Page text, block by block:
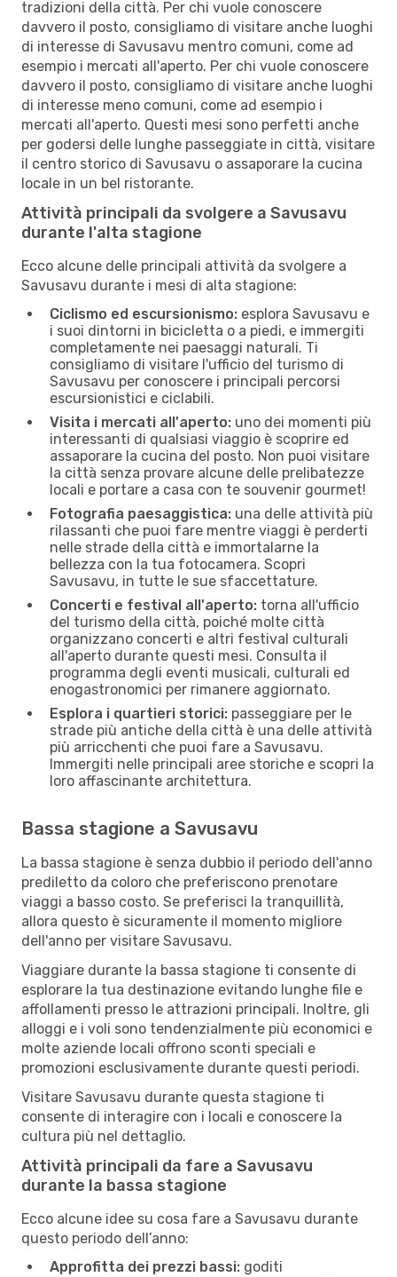
tradizioni della città. Per chi vuole conoscere
davvero il posto, consigliamo di visitare anche luoghi
di interesse di Savusavu mentro comuni, come ad
esempio i mercati all'aperto. Per chi vuole conoscere
davvero il posto, consigliamo di visitare anche luoghi
di interesse meno comuni, come ad esempio i
mercati all'aperto. Questi mesi sono perfetti anche
per godersi delle lunghe passeggiate in città, visitare
il centro storico di Savusavu o assaporare la cucina
locale in un bel ristorante.
Attività principali da svolgere a Savusavu
durante l'alta stagione
Ecco alcune delle principali attività da svolgere a
Savusavu durante i mesi di alta stagione:
Ciclismo ed escursionismo: esplora Savusavu e
i suoi dintorni in bicicletta o a piedi, e immergiti
completamente nei paesaggi naturali. Ti
consigliamo di visitare l'ufficio del turismo di
Savusavu per conoscere i principali percorsi
escursionistici e ciclabili.
Visita i mercati all'aperto: uno dei momenti più
interessanti di qualsiasi viaggio è scoprire ed
assaporare la cucina del posto. Non puoi visitare
la città senza provare alcune delle prelibatezze
locali e portare a casa con te souvenir gourmet!
Fotografia paesaggistica: una delle attività più
rilassanti che puoi fare mentre viaggi è perderti
nelle strade della città e immortalarne la
bellezza con la tua fotocamera. Scopri
Savusavu, in tutte le sue sfaccettature.
Concerti e festival all'aperto: torna all'ufficio
del turismo della città, poiché molte città
organizzano concerti e altri festival culturali
all'aperto durante questi mesi. Consulta il
programma degli eventi musicali, culturali ed
enogastronomici per rimanere aggiornato.
Esplora i quartieri storici: passeggiare per le
strade più antiche della città è una delle attività
più arricchenti che puoi fare a Savusavu.
Immergiti nelle principali aree storiche e scopri la
loro affascinante architettura.
Bassa stagione a Savusavu
La bassa stagione è senza dubbio il periodo dell'anno
prediletto da coloro che preferiscono prenotare
viaggi a basso costo. Se preferisci la tranquillità,
allora questo è sicuramente il momento migliore
dell'anno per visitare Savusavu.
Viaggiare durante la bassa stagione ti consente di
esplorare la tua destinazione evitando lunghe file e
affollamenti presso le attrazioni principali. Inoltre, gli
alloggi e i voli sono tendenzialmente più economici e
molte aziende locali offrono sconti speciali e
promozioni esclusivamente durante questi periodi.
Visitare Savusavu durante questa stagione ti
consente di interagire con i locali e conoscere la
cultura più nel dettaglio.
Attività principali da fare a Savusavu
durante la bassa stagione
Ecco alcune idee su cosa fare a Savusavu durante
questo periodo dell’anno:
Approfitta dei prezzi bassi: goditi